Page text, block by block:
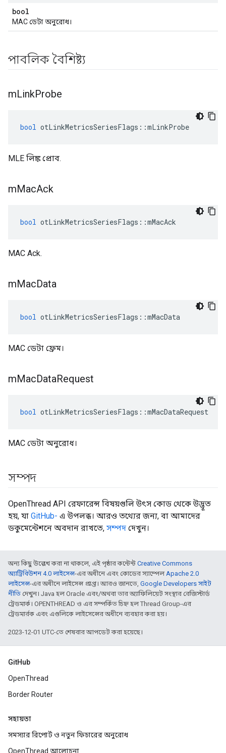
bool
MAC ডেটা অনুরোধ।
পাবলিক বৈশিষ্ট্য
mLinkProbe
bool otLinkMetricsSeriesFlags ::mLinkProbe
MLE লিঙ্ক প্রোব.
mMacAck
bool otLinkMetricsSeriesFlags ::mMacAck
MAC Ack.
mMacData
bool otLinkMetricsSeriesFlags ::mMacData
MAC ডেটা ফ্রেম।
mMacDataRequest
bool otLinkMetricsSeriesFlags ::mMacDataRequest
MAC ডেটা অনুরোধ।
সম্পদ
OpenThread API রেফারেন্স বিষয়গুলি উৎস কোড থেকে উদ্ভূত
হয়, যা GitHub- এ উপলব্ধ। আরও তথ্যের জন্য, বা আমাদের
ডকুমেন্টেশনে অবদান রাখতে, সম্পদ দেখুন।
অন্য কিছু উল্লেখ করা না থাকলে, এই পৃষ্ঠার কন্টেন্ট Creative Commons
অ্যাট্রিবিউশন 4.0 লাইসেন্স-এর অধীনে এবং কোডের স্যাম্পেলApache 2.0
লাইসেন্স-এর অধীনে লাইসেন্স প্রাপ্ত। আরও জানতে, Google Developers সাইট
নীতি দেখুন। Java হল Oracle এবং/অথবা তার অ্যাফিলিয়েট সংস্থার রেজিস্টার্ড
ট্রেডমার্ক। OPENTHREAD ও এর সম্পর্কিত চিহ্ন হল Thread Group-এর
ট্রেডমার্রক এবং এগুলিকে লাইসেন্সের অধীনে ব্যবহার করা হয়।
2023-12-01 UTC-তে শেষবার আপডেট করা হয়েছে।
GitHub
OpenThread
Border Router
সহায়তা
সমস্যার রিপোর্ট ও নতুন ফিচারের অনুরোধ
OpenThread আলোচনা